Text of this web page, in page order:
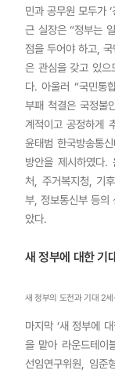
민과 공무원 모두가
근 실장은 “정부는
점을 두어야 하고,
은 관심을 갖고 있으
다. 아울러 “국민통
부패 척결은 국정불
계적이고 공정하게
윤태범 한국방송통
방안을 제시하였다.
처, 주거복지청, 기
부, 정보통신부 등의
았다.
새 정부에 대한 기
새 정부의 도전과 기대 2세
마지막 ‘새 정부에
을 맡아 라운드테이
선임연구위원, 임준